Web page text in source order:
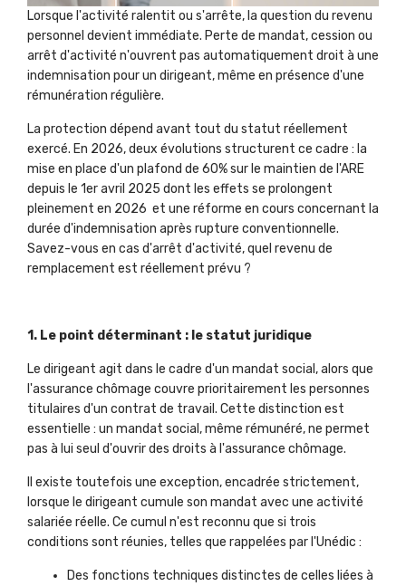
Lorsque l'activité ralentit ou s'arrête, la question du revenu
personnel devient immédiate. Perte de mandat, cession ou
arrêt d'activité n'ouvrent pas automatiquement droit à une
indemnisation pour un dirigeant, même en présence d'une
rémunération régulière.
La protection dépend avant tout du statut réellement
exercé. En 2026, deux évolutions structurent ce cadre : la
mise en place d'un plafond de 60% sur le maintien de l'ARE
depuis le 1er avril 2025 dont les effets se prolongent
pleinement en 2026 et une réforme en cours concernant la
durée d'indemnisation après rupture conventionnelle.
Savez-vous en cas d'arrêt d'activité, quel revenu de
remplacement est réellement prévu ?
1. Le point déterminant : le statut juridique
Le dirigeant agit dans le cadre d'un mandat social, alors que
l'assurance chômage couvre prioritairement les personnes
titulaires d'un contrat de travail. Cette distinction est
essentielle : un mandat social, même rémunéré, ne permet
pas à lui seul d'ouvrir des droits à l'assurance chômage.
Il existe toutefois une exception, encadrée strictement,
lorsque le dirigeant cumule son mandat avec une activité
salariée réelle. Ce cumul n'est reconnu que si trois
conditions sont réunies, telles que rappelées par l'Unédic :
Des fonctions techniques distinctes de celles liées à